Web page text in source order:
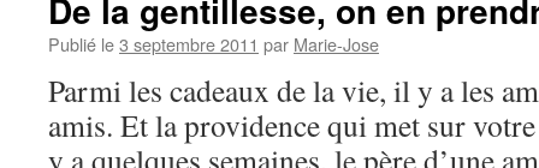
De la gentillesse, on en
Publié le3 septembre 2011 par Marie-Jose
Parmi les cadeaux de la vie, il y a les
amis. Et la providence qui met sur
y a quelques semaines, le père d’une